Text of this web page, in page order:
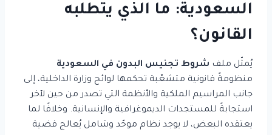
السعودية: ما الذي يتطلبه
القانون؟
يُمثّل ملف شروط تجنيس البدون في السعودية
منظومةً قانونية متشعّبة تحكمها لوائح وزارة الداخلية، إلى
جانب المراسيم الملكية والأنظمة التي تصدر من حين لآخر
استجابةً للمستجدات الديموغرافية والإنسانية. وخلافًا لما
يعتقده البعض، لا يوجد نظام موحّد وشامل يُعالج قضية